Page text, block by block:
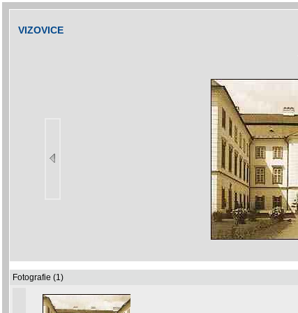
VIZOVICE
Fotografie (1)